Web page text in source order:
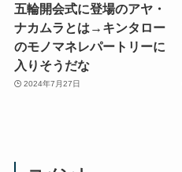
五輪開会式に登場のアヤ・
ナカムラとは→キンタロー
のモノマネレパートリーに
入りそうだな
2024年7月27日